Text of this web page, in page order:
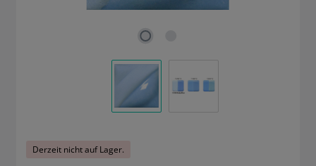
Derzeit nicht auf Lager.